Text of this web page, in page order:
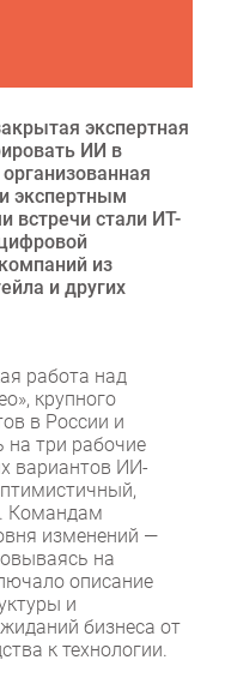
экспертная
ИИ в
экспертным
встречи стали ИТ-
из
и других
работа над
крупного
в России и
на три рабочие
вариантов ИИ-
Командам
изменений —
на
описание
и
бизнеса от
к технологии.